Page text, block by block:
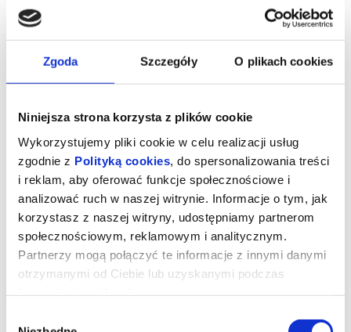
Zgoda Szczegóły O plikach cookies
Niniejsza strona korzysta z plików cookie
Wykorzystujemy pliki cookie w celu realizacji usług
zgodnie z Polityką cookies , do spersonalizowania treści
i reklam, aby oferować funkcje społecznościowe i
analizować ruch w naszej witrynie. Informacje o tym, jak
korzystasz z naszej witryny, udostępniamy partnerom
społecznościowym, reklamowym i analitycznym.
Partnerzy mogą połączyć te informacje z innymi danymi
otrzymanymi od Ciebie lub uzyskanymi podczas
Drama
Niezwykle odświeżające spojrzenie na gatunek, który wszyscy
kochają, nawet jeśli nie chcą się do tego przyznać. Robert
postawieniem kropki nad „i”. No chyba, że do niego wcale nie